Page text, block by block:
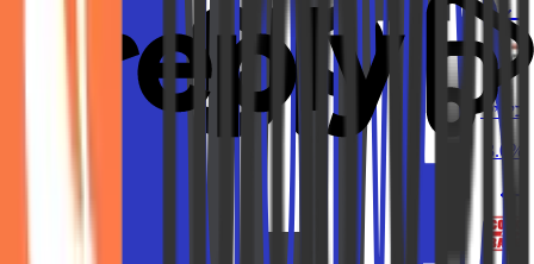
ביתילי
3.0%